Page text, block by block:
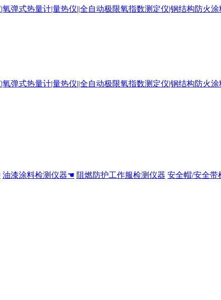
油漆涂料检测仪器☚ 阻燃防护工作服检测仪器 安全帽/安全带